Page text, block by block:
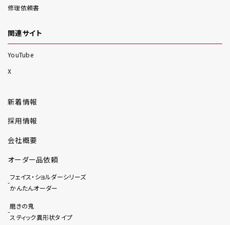
修理依頼書
関連サイト
YouTube
X
新着情報
採用情報
会社概要
オーダー品依頼
フェイス・ショルダーシリーズ
かんたんオーダー
磨きの鬼
スティック異形状タイプ